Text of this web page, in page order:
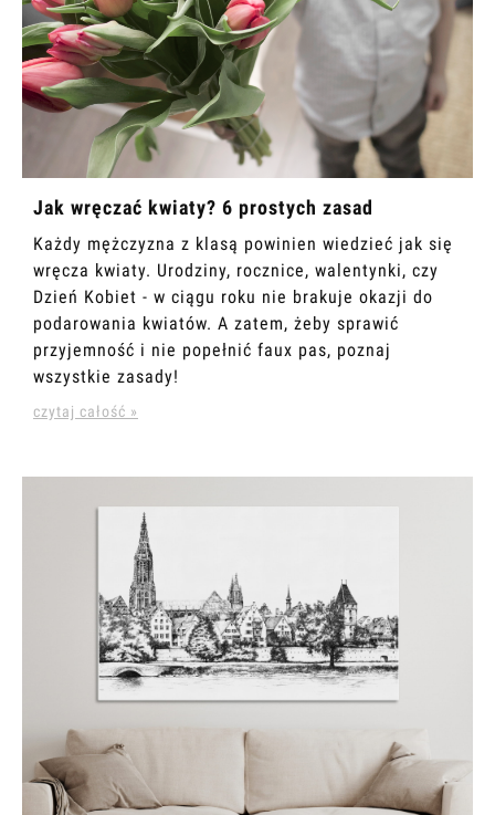
Jak wręczać kwiaty? 6 prostych zasad
Każdy mężczyzna z klasą powinien wiedzieć jak się
wręcza kwiaty. Urodziny, rocznice, walentynki, czy
Dzień Kobiet - w ciągu roku nie brakuje okazji do
podarowania kwiatów. A zatem, żeby sprawić
przyjemność i nie popełnić faux pas, poznaj
wszystkie zasady!
czytaj całość »